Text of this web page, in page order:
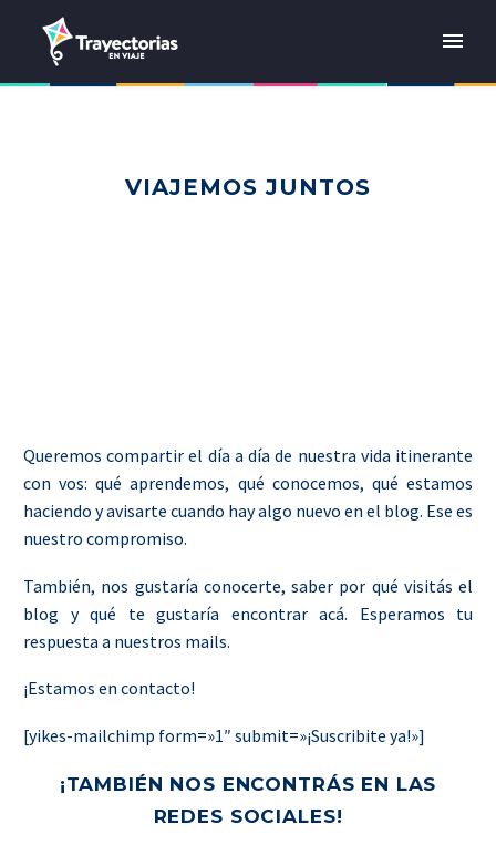
VIAJEMOS JUNTOS
Queremos compartir el día a día de nuestra vida itinerante
con vos: qué aprendemos, qué conocemos, qué estamos
haciendo y avisarte cuando hay algo nuevo en el blog. Ese es
nuestro compromiso.
También, nos gustaría conocerte, saber por qué visitás el
blog y qué te gustaría encontrar acá. Esperamos tu
respuesta a nuestros mails.
¡Estamos en contacto!
[yikes-mailchimp form=»1″ submit=»¡Suscribite ya!»]
¡TAMBIÉN NOS ENCONTRÁS EN LAS
REDES SOCIALES!